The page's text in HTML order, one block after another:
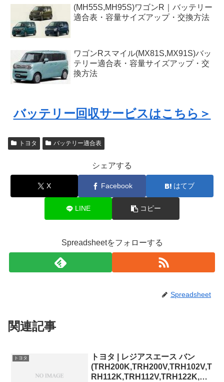
(MH55S,MH95S)ワゴンR｜バッテリー
適合表・容量サイズアップ・交換方法
ワゴンRスマイル(MX81S,MX91S)バッ
テリー適合表・容量サイズアップ・交
換方法
バッテリー回収サービスはこちら＞
トヨタ バッテリー適合表
シェアする
X Facebook はてブ
LINE コピー
Spreadsheetをフォローする
Spreadsheet
関連記事
トヨタ
トヨタ | レジアスエース バン
(TRH200K,TRH200V,TRH102V,T
RH112K,TRH112V,TRH122K,KD